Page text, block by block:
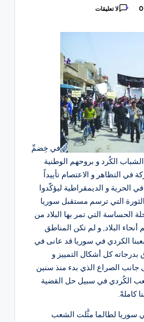
لا تعليقات
في خِضمِّ
الكُرد و بروحهم الوطنية
في التظاهر و الاعتصام تأييداً
و الديمقراطية ليؤكّدوا
التي ترسم مستقبل سوريا
الحساسة التي تمر بها البلاد من
البلاد, و لم تكن المناطق
الكردي في سوريا قد عانى في
بدرجاته كل أشكال التمييز و
جانب الصراع الذي بدء منذ سنين
الكُردي في سبيل حل القضية
كاملةً.
سوريا لطالما مثَّلت الشعب